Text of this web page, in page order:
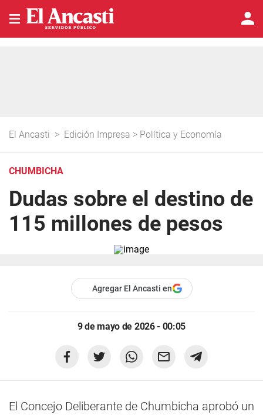
El Ancasti > Edición Impresa > Política y Economía
CHUMBICHA
Dudas sobre el destino de
115 millones de pesos
Agregar El Ancasti en
9 de mayo de 2026 - 00:05
El Concejo Deliberante de Chumbicha aprobó un